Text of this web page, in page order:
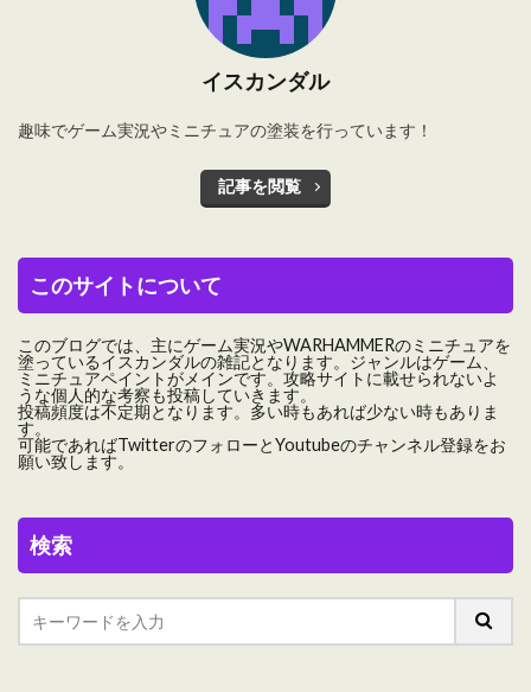
イスカンダル
趣味でゲーム実況やミニチュアの塗装を行っています！
記事を閲覧
このサイトについて
このブログでは、主にゲーム実況やWARHAMMERのミニチュアを
塗っているイスカンダルの雑記となります。ジャンルはゲーム、
ミニチュアペイントがメインです。攻略サイトに載せられないよ
うな個人的な考察も投稿していきます。
投稿頻度は不定期となります。多い時もあれば少ない時もありま
す。
可能であればTwitterのフォローとYoutubeのチャンネル登録をお
願い致します。
検索